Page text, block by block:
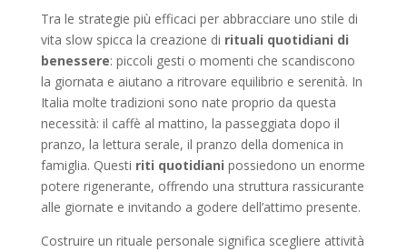
Tra le strategie più efficaci per abbracciare uno stile di
vita slow spicca la creazione di rituali quotidiani di
benessere: piccoli gesti o momenti che scandiscono
la giornata e aiutano a ritrovare equilibrio e serenità. In
Italia molte tradizioni sono nate proprio da questa
necessità: il caffè al mattino, la passeggiata dopo il
pranzo, la lettura serale, il pranzo della domenica in
famiglia. Questi riti quotidiani possiedono un enorme
potere rigenerante, offrendo una struttura rassicurante
alle giornate e invitando a godere dell’attimo presente.
Costruire un rituale personale significa scegliere attività